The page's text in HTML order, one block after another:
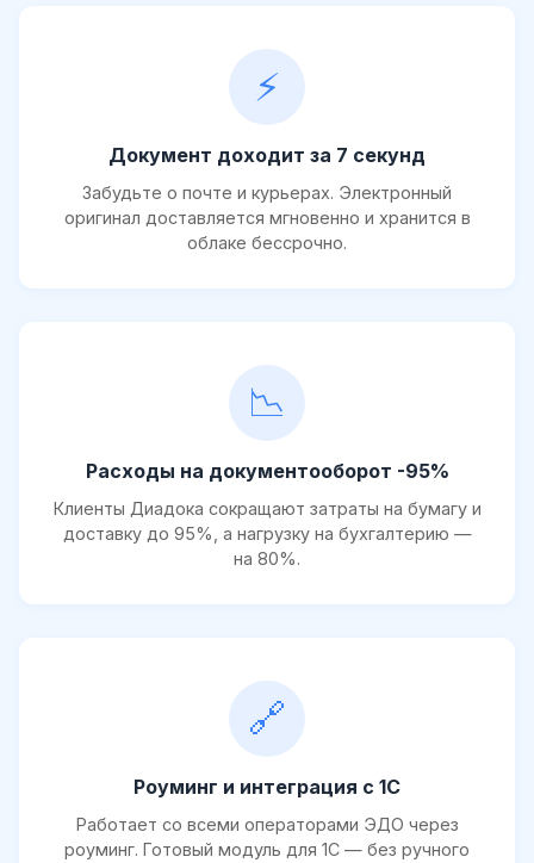
⚡
Документ доходит за 7 секунд
Забудьте о почте и курьерах. Электронный
оригинал доставляется мгновенно и хранится в
облаке бессрочно.
📉
Расходы на документооборот -95%
Клиенты Диадока сокращают затраты на бумагу и
доставку до 95%, а нагрузку на бухгалтерию —
на 80%.
🔗
Роуминг и интеграция с 1С
Работает со всеми операторами ЭДО через
роуминг. Готовый модуль для 1С — без ручного